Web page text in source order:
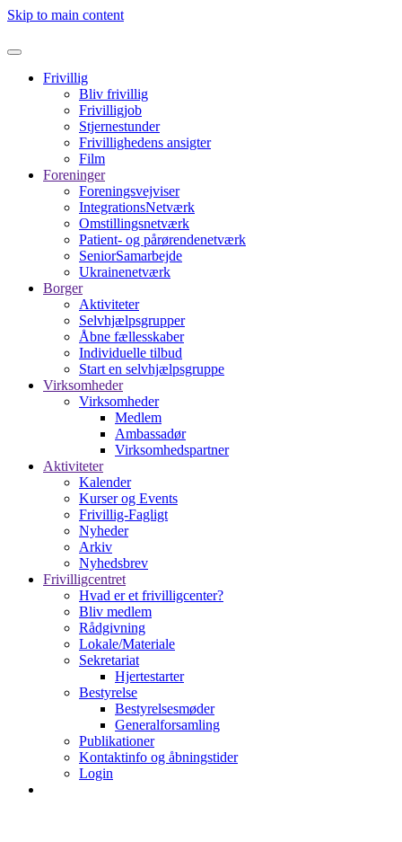
Skip to main content
Frivillig
Bliv frivillig
Frivilligjob
Stjernestunder
Frivillighedens ansigter
Film
Foreninger
Foreningsvejviser
IntegrationsNetværk
Omstillingsnetværk
Patient- og pårørendenetværk
SeniorSamarbejde
Ukrainenetværk
Borger
Aktiviteter
Selvhjælpsgrupper
Åbne fællesskaber
Individuelle tilbud
Start en selvhjælpsgruppe
Virksomheder
Virksomheder
Medlem
Ambassadør
Virksomhedspartner
Aktiviteter
Kalender
Kurser og Events
Frivillig-Fagligt
Nyheder
Arkiv
Nyhedsbrev
Frivilligcentret
Hvad er et frivilligcenter?
Bliv medlem
Rådgivning
Lokale/Materiale
Sekretariat
Hjertestarter
Bestyrelse
Bestyrelsesmøder
Generalforsamling
Publikationer
Kontaktinfo og åbningstider
Login